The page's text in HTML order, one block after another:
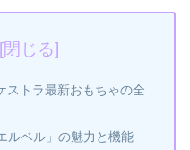
ストラ最新おもちゃの全
ルベル」の魅力と機能